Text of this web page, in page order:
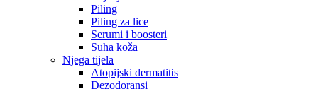
Piling
Piling za lice
Serumi i boosteri
Suha koža
Njega tijela
Atopijski dermatitis
Dezodoransi